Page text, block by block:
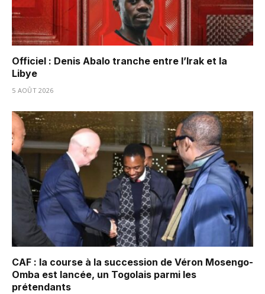
Officiel : Denis Abalo tranche entre l’Irak et la
Libye
5 AOÛT 2026
CAF : la course à la succession de Véron Mosengo-
Omba est lancée, un Togolais parmi les
prétendants